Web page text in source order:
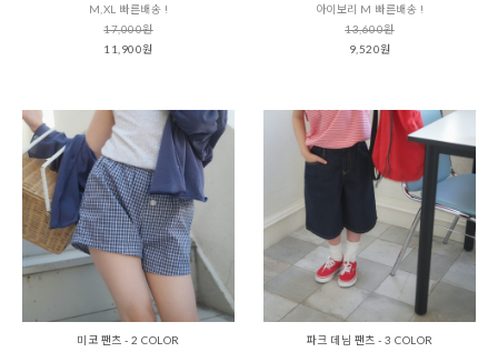
M,XL 빠른배송 !
17,000원
11,900원
아이보리 M 빠른배송 !
13,600원
9,520원
미코 팬츠 - 2 COLOR
파크 데님 팬츠 - 3 COLOR